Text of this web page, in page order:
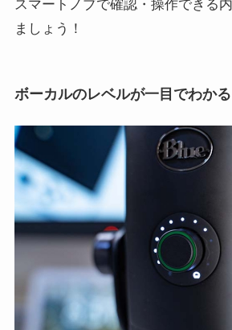
スマートノブで確認・操作できる
ましょう！
ボーカルのレベルが一目でわかる